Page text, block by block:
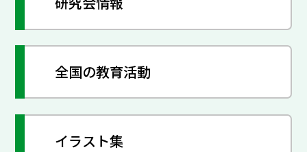
全国の教育活動
イラスト集